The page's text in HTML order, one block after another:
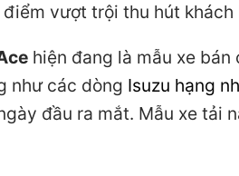
vượt trội thu hút khách
hiện đang là mẫu xe
như các dòng Isuzu hạng
đầu ra mắt. Mẫu xe tải